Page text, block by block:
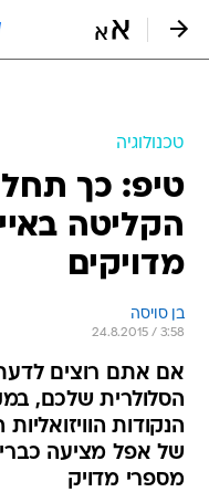
טכנולוגיה
טיפ: כך
הקליטה
מדויקים
בן סויסה
24.8.2015 / 3:58
אם אתם רוצים
הסלולרית שלכם,
הנקודות
של אפל מציעה
מספרי מדויק